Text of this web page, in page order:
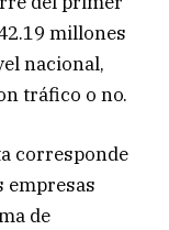
millones
nacional,
tráfico o no.
corresponde
empresas
de